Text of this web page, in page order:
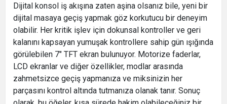
Dijital konsol iş akışına zaten aşina olsanız bile, yeni bir
dijital masaya geçiş yapmak göz korkutucu bir deneyim
olabilir. Her kritik işlev için dokunsal kontroller ve geri
kalanını kapsayan yumuşak kontrollere sahip gün ışığında
görülebilen 7" TFT ekran bulunuyor. Motorize faderlar,
LCD ekranlar ve diğer özellikler, modlar arasında
zahmetsizce geçiş yapmanıza ve miksinizin her
parçasını kontrol altında tutmanıza olanak tanır. Sonuç